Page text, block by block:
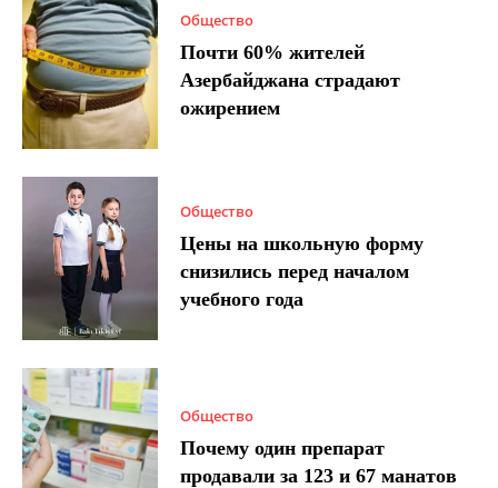
Общество
Почти 60% жителей
Азербайджана страдают
ожирением
Общество
Цены на школьную форму
снизились перед началом
учебного года
Общество
Почему один препарат
продавали за 123 и 67 манатов